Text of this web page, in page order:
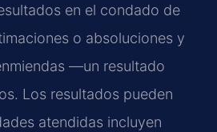
en el condado de
o absoluciones y
—un resultado
Los resultados pueden
atendidas incluyen